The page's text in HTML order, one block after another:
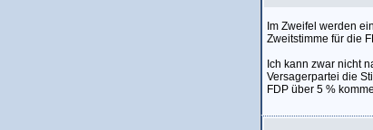
Im Zweifel werden
Zweitstimme für die
Ich kann zwar nicht
Versagerpartei die
FDP über 5 %